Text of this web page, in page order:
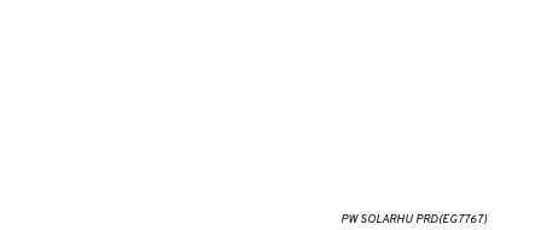
PW SOLARHU PRD(EG7767)